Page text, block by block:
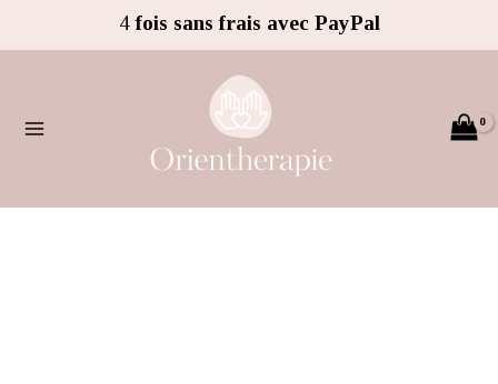
4fois sans frais avec PayPal